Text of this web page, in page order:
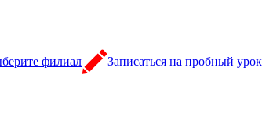
филиал Записаться на пробный урок